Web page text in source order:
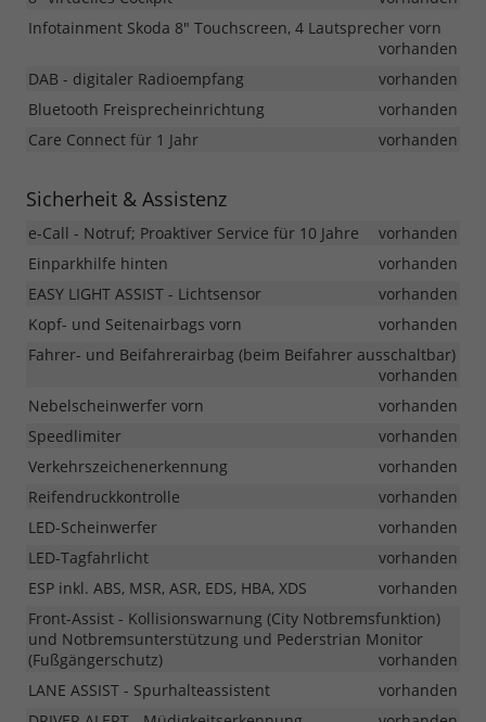
Infotainment Skoda 8" Touchscreen, 4 Lautsprecher vorn
vorhanden
DAB - digitaler Radioempfang
vorhanden
Bluetooth Freisprecheinrichtung
vorhanden
Care Connect für 1 Jahr
vorhanden
Sicherheit & Assistenz
e-Call - Notruf; Proaktiver Service für 10 Jahre
vorhanden
Einparkhilfe hinten
vorhanden
EASY LIGHT ASSIST - Lichtsensor
vorhanden
Kopf- und Seitenairbags vorn
vorhanden
Fahrer- und Beifahrerairbag (beim Beifahrer ausschaltbar)
vorhanden
Nebelscheinwerfer vorn
vorhanden
Speedlimiter
vorhanden
Verkehrszeichenerkennung
vorhanden
Reifendruckkontrolle
vorhanden
LED-Scheinwerfer
vorhanden
LED-Tagfahrlicht
vorhanden
ESP inkl. ABS, MSR, ASR, EDS, HBA, XDS
vorhanden
Front-Assist - Kollisionswarnung (City Notbremsfunktion)
und Notbremsunterstützung und Pederstrian Monitor
(Fußgängerschutz)
vorhanden
LANE ASSIST - Spurhalteassistent
vorhanden